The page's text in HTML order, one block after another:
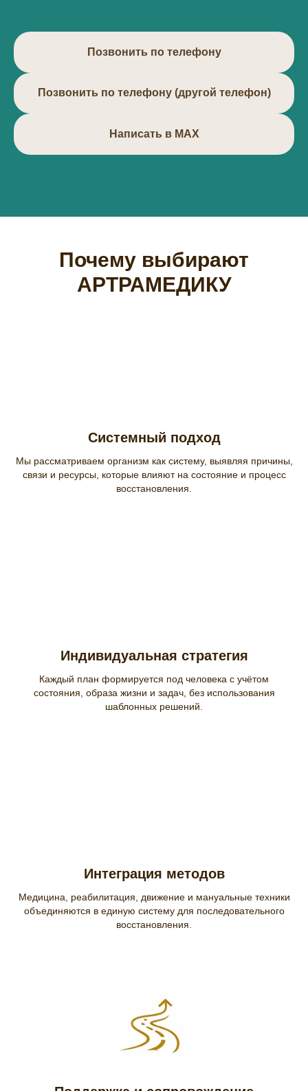
Позвонить по телефону
Позвонить по телефону (другой телефон)
Написать в МАХ
Почему выбирают
АРТРАМЕДИКУ
Системный подход
Мы рассматриваем организм как систему, выявляя причины,
связи и ресурсы, которые влияют на состояние и процесс
восстановления.
Индивидуальная стратегия
Каждый план формируется под человека с учётом
состояния, образа жизни и задач, без использования
шаблонных решений.
Интеграция методов
Медицина, реабилитация, движение и мануальные техники
объединяются в единую систему для последовательного
восстановления.